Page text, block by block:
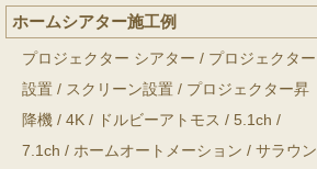
ホームシアター施工例
プロジェクター シアター / プロジェクター
設置 / スクリーン設置 / プロジェクター昇
降機 / 4K / ドルビーアトモス / 5.1ch /
7.1ch / ホームオートメーション / サラウン